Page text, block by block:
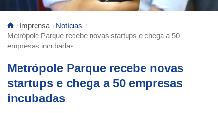
Imprensa
Notícias
Metrópole Parque recebe novas startups e chega a 50
empresas incubadas
Metrópole Parque recebe novas
startups e chega a 50 empresas
incubadas